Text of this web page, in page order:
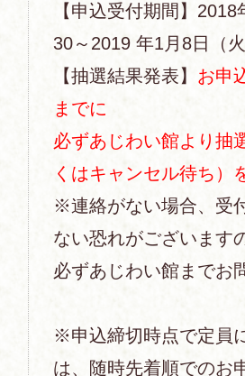
【申込受付期間】
30～2019 年1月8日（
【抽選結果発表】 お申
までに
必ずあじわい館より抽
くはキャンセル待ち）
※連絡がない場合、受
ない恐れがございます
必ずあじわい館までお
※申込締切時点で定員
は、随時先着順でのお